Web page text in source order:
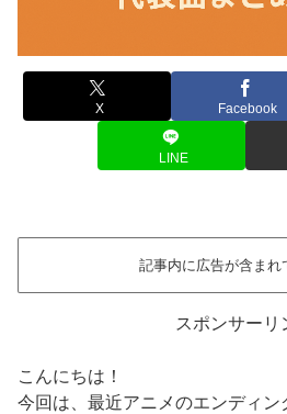
X Facebook
LINE
記事内に広告が含まれ
スポンサーリ
こんにちは！
今回は、最近アニメのエンディン